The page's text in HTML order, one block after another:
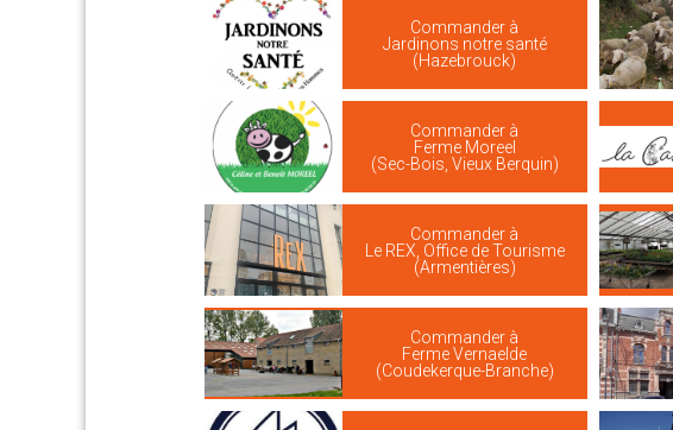
Commander à
Jardinons notre santé
(Hazebrouck)
Commander à
Ferme Moreel
(Sec-Bois, Vieux Berquin)
Commander à
Le REX, Office de Tourisme
(Armentières)
Commander à
Ferme Vernaelde
(Coudekerque-Branche)